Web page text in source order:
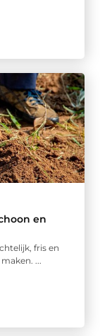
en
fris en
...